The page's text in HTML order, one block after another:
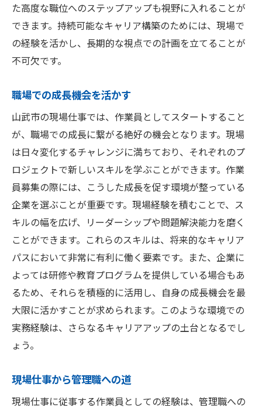
た高度な職位へのステップアップも視野に入れることが
できます。持続可能なキャリア構築のためには、現場で
の経験を活かし、長期的な視点での計画を立てることが
不可欠です。
職場での成長機会を活かす
山武市の現場仕事では、作業員としてスタートすること
が、職場での成長に繋がる絶好の機会となります。現場
は日々変化するチャレンジに満ちており、それぞれのプ
ロジェクトで新しいスキルを学ぶことができます。作業
員募集の際には、こうした成長を促す環境が整っている
企業を選ぶことが重要です。現場経験を積むことで、ス
キルの幅を広げ、リーダーシップや問題解決能力を磨く
ことができます。これらのスキルは、将来的なキャリア
パスにおいて非常に有利に働く要素です。また、企業に
よっては研修や教育プログラムを提供している場合もあ
るため、それらを積極的に活用し、自身の成長機会を最
大限に活かすことが求められます。このような環境での
実務経験は、さらなるキャリアアップの土台となるでし
ょう。
現場仕事から管理職への道
現場仕事に従事する作業員としての経験は、管理職への